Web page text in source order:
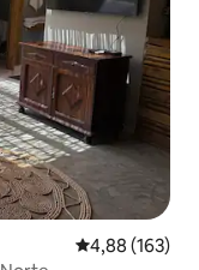
Priemerné
4,88 (163)